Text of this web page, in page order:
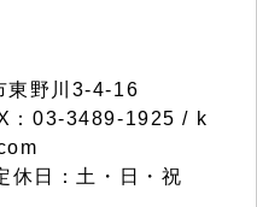
野川3-4-16
：03-3489-1925 / k
休日：土・日・祝